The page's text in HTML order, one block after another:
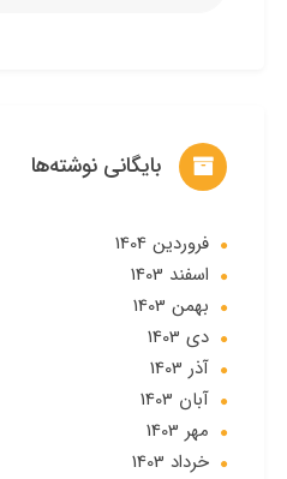
بایگانی نوشته‌ها
فروردین 1404
اسفند 1403
بهمن 1403
دی 1403
آذر 1403
آبان 1403
مهر 1403
خرداد 1403